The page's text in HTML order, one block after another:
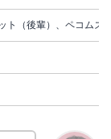
ト（後輩）、ペコムズ